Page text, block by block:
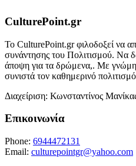
CulturePoint.gr
Το CulturePoint.gr φιλοδοξεί να
συνάντησης του Πολιτισμού. Να
άποψη για τα δρώμενα,. Με γνώμη
συνιστά τον καθημερινό
Διαχείριση: Κωνσταντίνος
Επικοινωνία
Phone: 6944472131
Email: culturepointgr@yahoo.com